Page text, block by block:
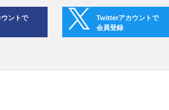
ントで
Twitterアカウントで
会員登録